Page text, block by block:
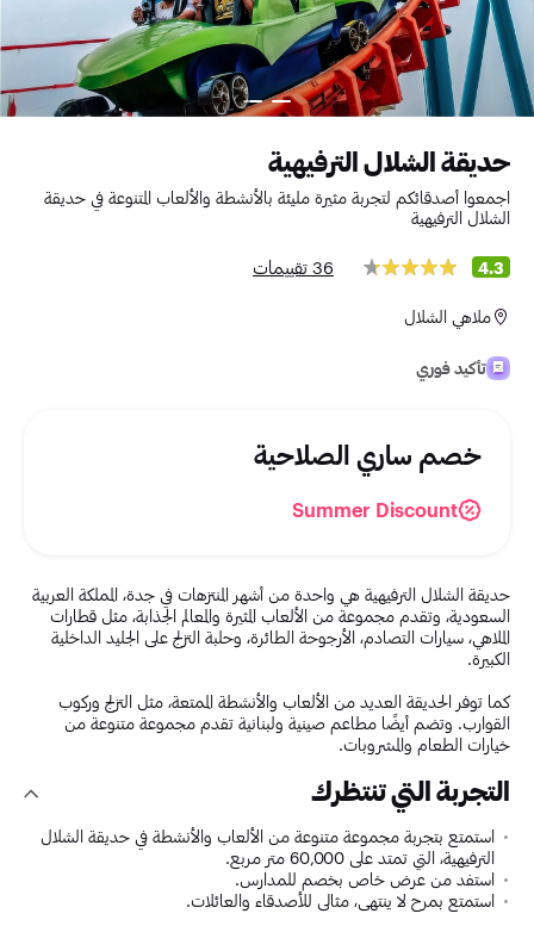
حديقة الشلال الترفيهية
اجمعوا أصدقائكم لتجربة مثيرة مليئة بالأنشطة والألعاب المتنوعة في حديقة
الشلال الترفيهية
4.3 36 تقييمات
ملاهي الشلال
تأكيد فوري
خصم ساري الصلاحية
Summer Discount
حديقة الشلال الترفيهية هي واحدة من أشهر المنتزهات في جدة، المملكة العربية
السعودية، وتقدم مجموعة من الألعاب المثيرة والمعالم الجذابة، مثل قطارات
الملاهي، سيارات التصادم، الأرجوحة الطائرة، وحلبة التزلج على الجليد الداخلية
الكبيرة.
كما توفر الحديقة العديد من الألعاب والأنشطة الممتعة، مثل التزلج وركوب
القوارب. وتضم أيضًا مطاعم صينية ولبنانية تقدم مجموعة متنوعة من
خيارات الطعام والمشروبات.
التجربة التي تنتظرك
استمتع بتجربة مجموعة متنوعة من الألعاب والأنشطة في حديقة الشلال
الترفيهية، التي تمتد على 60,000 متر مربع.
استفد من عرض خاص بخصم للمدارس.
استمتع بمرح لا ينتهي، مثالي للأصدقاء والعائلات.